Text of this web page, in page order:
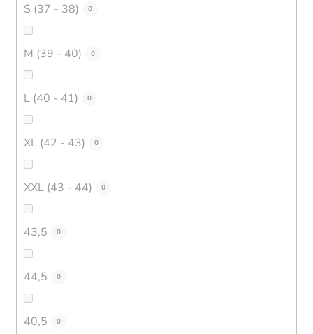
S (37 - 38) 0
M (39 - 40) 0
L (40 - 41) 0
XL (42 - 43) 0
XXL (43 - 44) 0
43,5 0
44,5 0
40,5 0